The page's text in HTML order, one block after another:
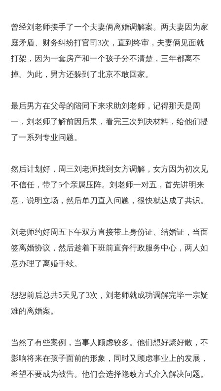
曾经刘老师接手了一个夫妻俩离婚调解案。两夫妻因为家
庭矛盾、财务纠纷打官司3次，直到终审，夫妻俩见面就
打架，因为一套房产和一个孩子分不清楚，三年都离不
掉。为此，男方还躲到了北京不敢回家。
最后男方在父母的陪同下来求助刘老师，记得那天是周
一，刘老师了解前因后果，看完三次判决材料，给他们提
了一系列专业问题。
然后计划好，周三刘老师找到女方调解，女方因为初次见
不信任，带了5个亲属压阵。刘老师一对五，首先讲明来
意，说明立场，然后单刀直入问题，很快就达成了共识。
刘老师约好周五下午双方直接带上身份证、结婚证，当面
签离婚协议，然后趁着下班前直奔行政服务中心，两人如
意办理了离婚手续。
想想前后总共5天见了3次，刘老师就成功调解完毕一宗疑
难的离婚案。
当然了有些案例，当事人顾虑较多。他们想好聚好散，不
影响将来在孩子面前的形象，同时又顾虑事业上的发展，
希望不要成为被告。他们会选择隐蔽方式介入解决问题。